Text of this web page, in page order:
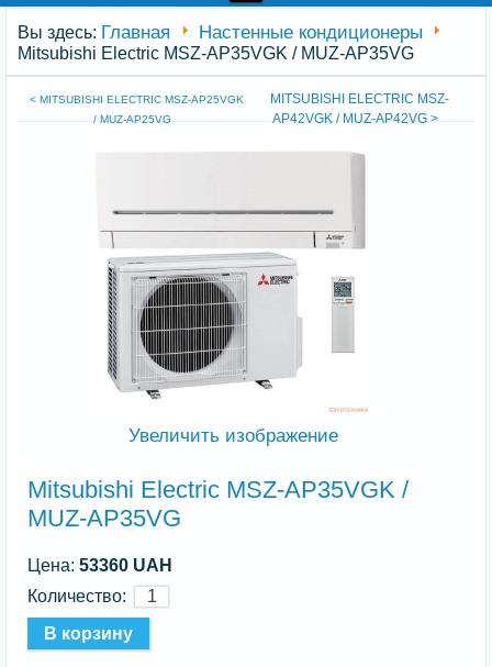
Вы здесь: Главная Настенные кондиционеры
Mitsubishi Electric MSZ-AP35VGK / MUZ-AP35VG
< MITSUBISHI ELECTRIC MSZ-AP25VGK
/ MUZ-AP25VG
MITSUBISHI ELECTRIC MSZ-
AP42VGK / MUZ-AP42VG >
Увеличить изображение
Mitsubishi Electric MSZ-AP35VGK /
MUZ-AP35VG
Цена:53360 UAH
Количество: